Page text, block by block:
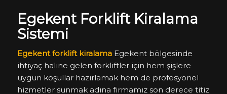
Egekent Forklift Kiralama
Sistemi
Egekent forklift kiralama Egekent bölgesinde
ihtiyaç haline gelen forkliftler için hem şişlere
uygun koşullar hazırlamak hem de profesyonel
hizmetler sunmak adına firmamız son derece titiz